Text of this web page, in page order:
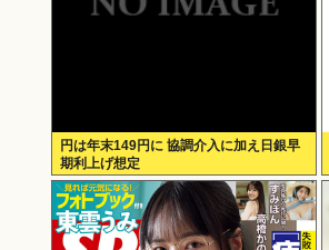
円は年末149円に 協調介入に加え日銀早
期利上げ想定